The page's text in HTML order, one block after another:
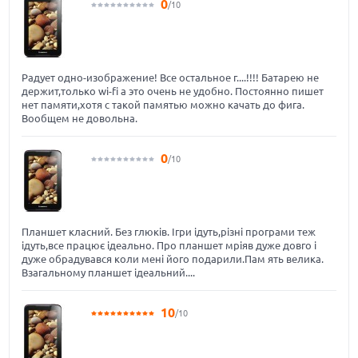
0/10
Радует одно-изображение! Все остальное г....!!!! Батарею не
держит,только wi-fi а это очень не удобно. Постоянно пишет
нет памяти,хотя с такой памятью можно качать до фига.
Вообщем не довольна.
0/10
Планшет класний. Без глюків. Ігри ідуть,різні програми теж
ідуть,все працює ідеально. Про планшет мріяв дуже довго і
дуже обрадувався коли мені його подарили.Пам ять велика.
Взагальному планшет ідеальний....
10/10